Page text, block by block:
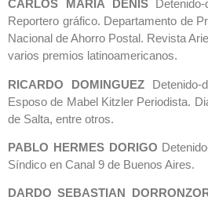
CARLOS MARIA DENISDetenido-
Reportero gráfico. Departamento de
Nacional de Ahorro Postal. Revista
varios premios latinoamericanos.
RICARDO DOMINGUEZ Detenido-
Esposo de Mabel Kitzler Periodista.
de Salta, entre otros.
PABLO HERMES DORIGO
Síndico en Canal 9 de Buenos Aires.
DARDO SEBASTIAN